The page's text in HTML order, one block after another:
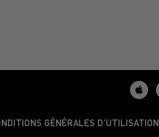
GÉNÉRALES D’UTILISATION